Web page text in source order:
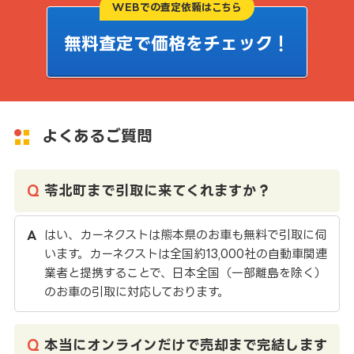
WEBでの査定依頼はこちら
無料査定で価格をチェック！
よくあるご質問
苓北町まで引取に来てくれますか？
はい、カーネクストは熊本県のお車も無料で引取に伺
います。カーネクストは全国約13,000社の自動車関連
業者と提携することで、日本全国（一部離島を除く）
のお車の引取に対応しております。
本当にオンラインだけで売却まで完結します